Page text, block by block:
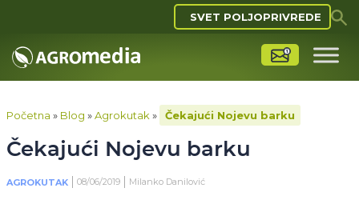
SVET POLJOPRIVREDE
Početna » Blog »Agrokutak » Čekajući Nojevu barku
Čekajući Nojevu barku
AGROKUTAK 08/06/2019 Milanko Danilović